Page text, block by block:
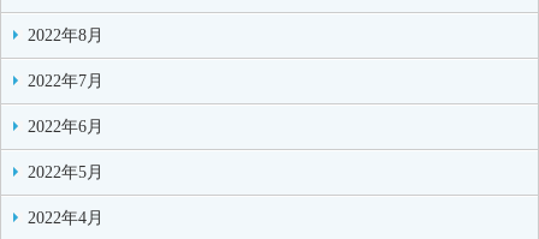
2022年8月
2022年7月
2022年6月
2022年5月
2022年4月